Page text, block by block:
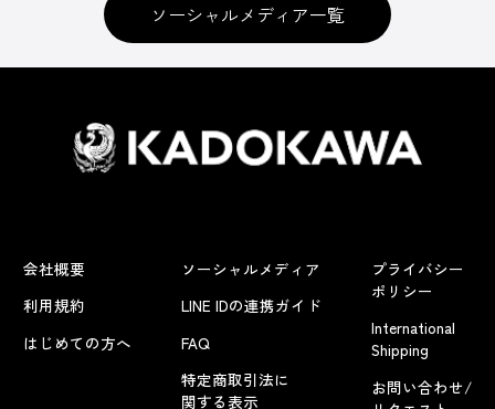
ソーシャルメディア一覧
会社概要
利用規約
はじめての方へ
ソーシャルメディア
LINE IDの連携ガイド
FAQ
特定商取引法に
関する表示
プライバシー
ポリシー
International
Shipping
お問い合わせ/